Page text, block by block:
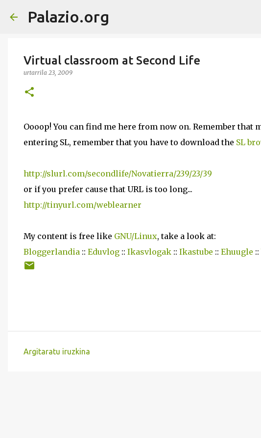
Palazio.org
Virtual classroom at Second Life
urtarrila 23, 2009
Oooop! You can find me here from now on. Remember that
entering SL, remember that you have to download the SL
http://slurl.com/secondlife/Novatierra/239/23/39
or if you prefer cause that URL is too long...
http://tinyurl.com/weblearner
My content is free like GNU/Linux, take a look at:
Bloggerlandia :: Eduvlog :: Ikasvlogak :: Ikastube :: Ehuugle ::
Argitaratu iruzkina